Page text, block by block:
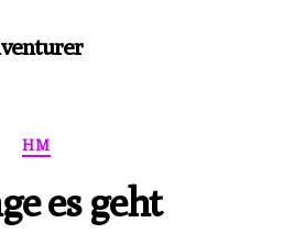
Kategorien
HM
es geht